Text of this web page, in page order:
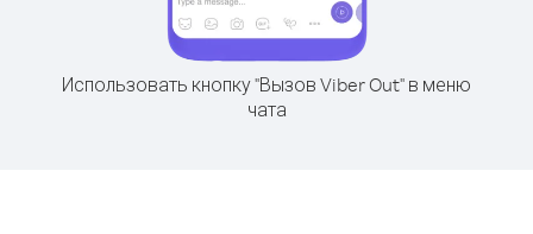
Использовать кнопку "Вызов Viber Out" в меню
чата